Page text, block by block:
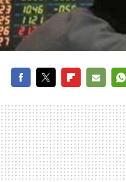
MAIL